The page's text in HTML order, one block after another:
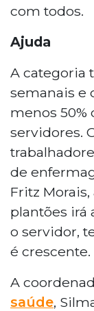
com todos.
Ajuda
A categoria
semanais e
menos 50%
servidores.
de
Fritz
plantões irá
o servidor,
é crescente.
A
saúde,